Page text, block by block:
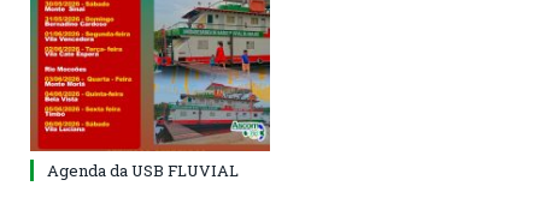
Agenda da USB FLUVIAL